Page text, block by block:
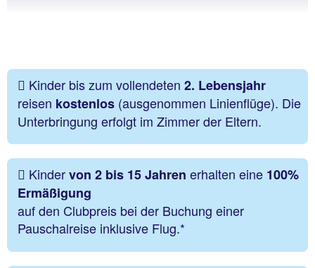
Kinder bis zum vollendeten 2. Lebensjahr
reisen kostenlos (ausgenommen Linienflüge). Die
Unterbringung erfolgt im Zimmer der Eltern.
Kindervon 2 bis 15 Jahren erhalten eine 100%
Ermäßigung
auf den Clubpreis bei der Buchung einer
Pauschalreise inklusive Flug.*